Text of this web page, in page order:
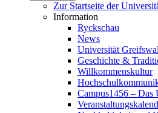
Zur Startseite der
Information
Ryckschau
News
Universität
Geschichte &
Willkommenskultur
Campus1456 – Das